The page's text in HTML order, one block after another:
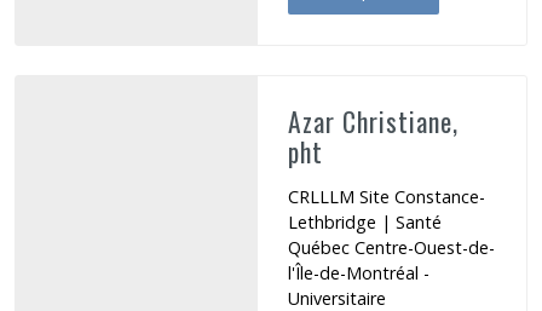
Azar Christiane,
pht
CRLLLM Site Constance-
Lethbridge | Santé
Québec Centre-Ouest-de-
l'Île-de-Montréal -
Universitaire